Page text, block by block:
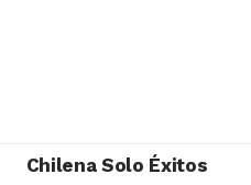
Chilena Solo Éxitos